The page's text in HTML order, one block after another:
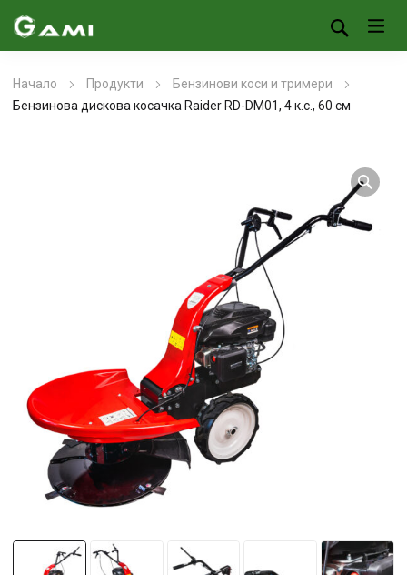
Начало Продукти
Бензинови коси и тримери
Бензинова дискова косачка Raider RD-DM01, 4 к.с., 60 см